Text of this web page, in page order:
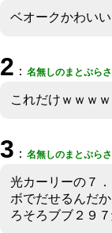
ベオークかわいい
2 ： 名無しのまとぷら
これだけｗｗｗ
3 ： 名無しのまとぷら
光カーリーの７
ボでだせるんだ
ろそろブブ２９７